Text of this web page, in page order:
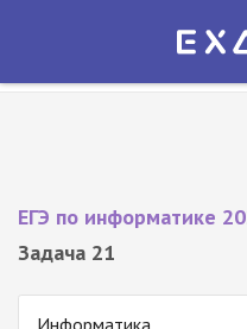
Экзамер — ЕГЭ
ЕГЭ по информатике
Задача 21
Информатика